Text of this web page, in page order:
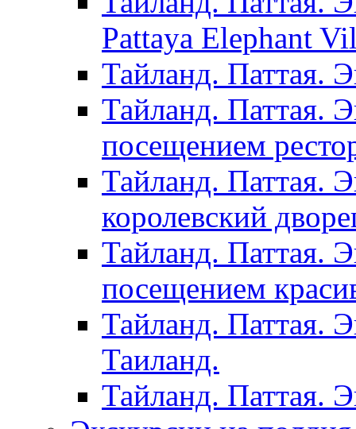
Pattaya Elephant
Тайланд. Паттая.
Тайланд. Паттая.
посещением
Тайланд. Паттая.
королевский
Тайланд. Паттая.
посещением
Тайланд. Паттая.
Таиланд.
Тайланд. Паттая.